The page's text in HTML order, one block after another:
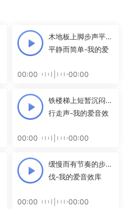
木地板上脚步声平常
平静而简单-我的爱
00:00
00:00
铁楼梯上短暂沉闷的
行走声-我的爱音效
00:00
00:00
缓慢而有节奏的步
伐-我的爱音效库
00:00 00:00